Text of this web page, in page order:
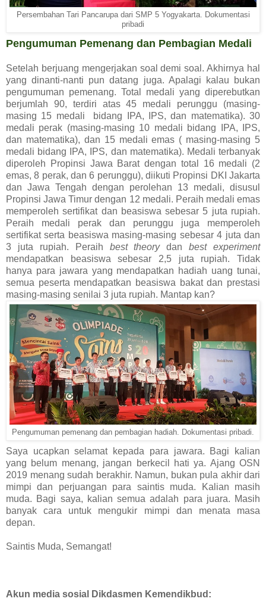
Persembahan Tari Pancarupa dari SMP 5 Yogyakarta. Dokumentasi
pribadi
Pengumuman Pemenang dan Pembagian Medali
Setelah berjuang mengerjakan soal demi soal. Akhirnya hal
yang dinanti-nanti pun datang juga. Apalagi kalau bukan
pengumuman pemenang. Total medali yang diperebutkan
berjumlah 90, terdiri atas 45 medali perunggu (masing-
masing 15 medali bidang IPA, IPS, dan matematika). 30
medali perak (masing-masing 10 medali bidang IPA, IPS,
dan matematika), dan 15 medali emas ( masing-masing 5
medali bidang IPA, IPS, dan matematika). Medali terbanyak
diperoleh Propinsi Jawa Barat dengan total 16 medali (2
emas, 8 perak, dan 6 perunggu), diikuti Propinsi DKI Jakarta
dan Jawa Tengah dengan perolehan 13 medali, disusul
Propinsi Jawa Timur dengan 12 medali. Peraih medali emas
memperoleh sertifikat dan beasiswa sebesar 5 juta rupiah.
Peraih medali perak dan perunggu juga memperoleh
sertifikat serta beasiswa masing-masing sebesar 4 juta dan
3 juta rupiah. Peraih best theorydanbest experiment
mendapatkan beasiswa sebesar 2,5 juta rupiah. Tidak
hanya para jawara yang mendapatkan hadiah uang tunai,
semua peserta mendapatkan beasiswa bakat dan prestasi
masing-masing senilai 3 juta rupiah. Mantap kan?
Pengumuman pemenang dan pembagian hadiah. Dokumentasi pribadi.
Saya ucapkan selamat kepada para jawara. Bagi kalian
yang belum menang, jangan berkecil hati ya. Ajang OSN
2019 menang sudah berakhir. Namun, bukan pula akhir dari
mimpi dan perjuangan para saintis muda. Kalian masih
muda. Bagi saya, kalian semua adalah para juara. Masih
banyak cara untuk mengukir mimpi dan menata masa
depan.
Saintis Muda, Semangat!
Akun media sosial Dikdasmen Kemendikbud: